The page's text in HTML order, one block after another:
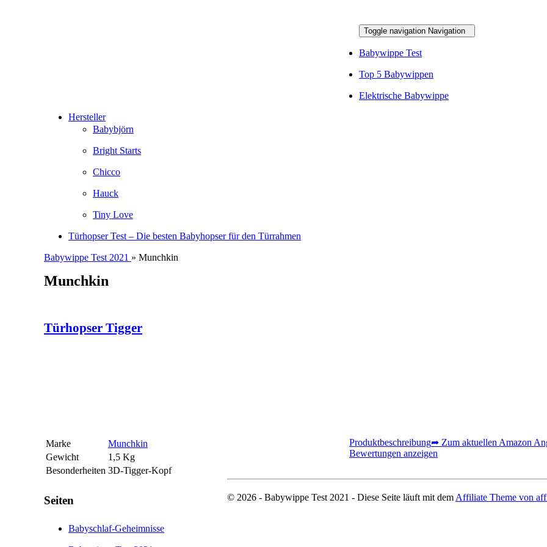
Toggle navigation Navigation
Babywippe Test
Top 5 Babywippen
Elektrische Babywippe
Hersteller
Babybjörn
Bright Starts
Chicco
Hauck
Tiny Love
Türhopser Test – Die besten Babyhopser für den Türrahmen
Babywippe Test 2021 » Munchkin
Munchkin
Türhopser Tigger
Marke
Munchkin
Gewicht
1,5 Kg
Besonderheiten 3D-Tigger-Kopf
Produktbeschreibung➦ Zum aktuellen Amazon
Bewertungen anzeigen
Seiten
Babyschlaf-Geheimnisse
© 2026 - Babywippe Test 2021 - Diese Seite läuft mit dem Affiliate Theme von